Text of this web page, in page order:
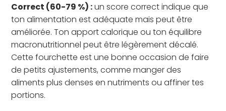
Correct (60-79 %) :un score correct indique que
ton alimentation est adéquate mais peut être
améliorée. Ton apport calorique ou ton équilibre
macronutritionnel peut être légèrement décalé.
Cette fourchette est une bonne occasion de faire
de petits ajustements, comme manger des
aliments plus denses en nutriments ou affiner tes
portions.